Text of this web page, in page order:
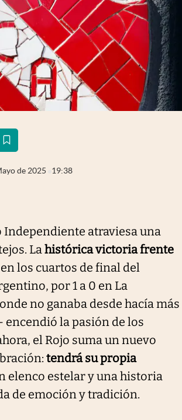
de 2025 19:38
pestaña
pestaña
Independiente atraviesa una
Lahistórica victoria frente
en los cuartos de final del
por 1 a 0 en La
no ganaba desde hacía más
encendió la pasión de los
el Rojo suma un nuevo
tendrá su propia
elenco estelar y una historia
de emoción y tradición.